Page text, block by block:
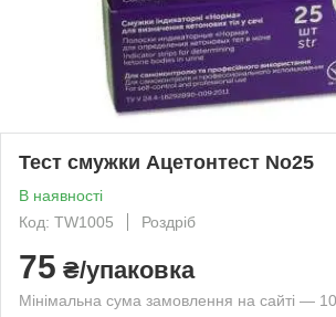
Тест смужки Ацетонтест No25
В наявності
Код: TW1005
Роздріб
75 ₴/упаковка
Мінімальна сума замовлення на сайті —